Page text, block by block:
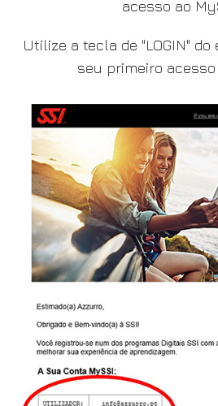
acesso ao
Utilize a tecla de "LOGIN"
seu primeiro acesso